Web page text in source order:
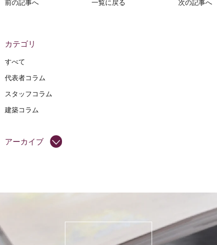
前の記事へ 一覧に戻る 次の記事へ
カテゴリ
すべて
代表者コラム
スタッフコラム
建築コラム
アーカイブ